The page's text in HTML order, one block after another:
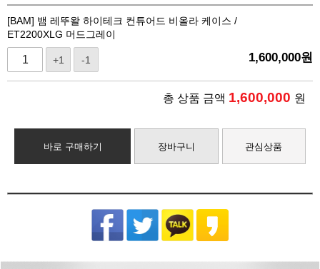
[BAM] 뱀 레뚜왈 하이테크 컨튜어드 비올라 케이스 /
ET2200XLG 머드그레이
+1 -1 1,600,000원
총 상품 금액 1,600,000 원
바로 구매하기 장바구니 관심상품